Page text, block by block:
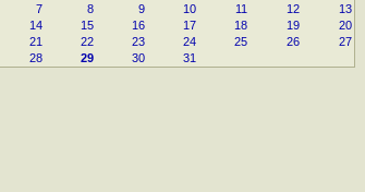
7
8 9 10 11 12
13
14
15 16 17 18 19
20
21
22 23 24 25 26
27
28
29 30 31